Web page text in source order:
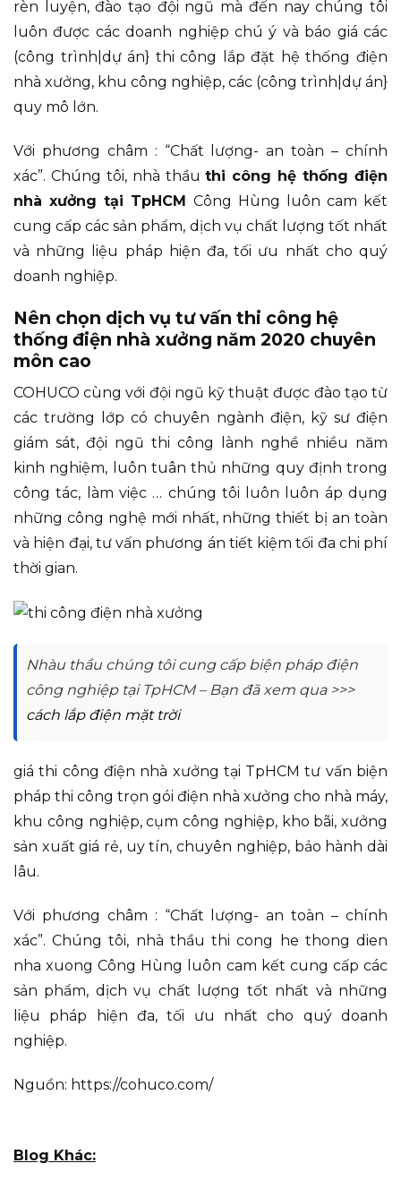
rèn luyện, đào tạo đội ngũ mà đến nay chúng tôi
luôn được các doanh nghiệp chú ý và báo giá các
(công trình|dự án} thi công lắp đặt hệ thống điện
nhà xưởng, khu công nghiệp, các (công trình|dự án}
quy mô lớn.
Với phương châm : “Chất lượng- an toàn – chính
xác”. Chúng tôi, nhà thầuthi công hệ thống điện
nhà xưởng tại TpHCM Công Hùng luôn cam kết
cung cấp các sản phẩm, dịch vụ chất lượng tốt nhất
và những liệu pháp hiện đa, tối ưu nhất cho quý
doanh nghiệp.
Nên chọn dịch vụ tư vấn thi công hệ
thống điện nhà xưởng năm 2020 chuyên
môn cao
COHUCO cùng với đội ngũ kỹ thuật được đào tạo từ
các trường lớp có chuyên ngành điện, kỹ sư điện
giám sát, đội ngũ thi công lành nghề nhiều năm
kinh nghiệm, luôn tuân thủ những quy định trong
công tác, làm việc … chúng tôi luôn luôn áp dụng
những công nghệ mới nhất, những thiết bị an toàn
và hiện đại, tư vấn phương án tiết kiệm tối đa chi phí
thời gian.
Nhàu thầu chúng tôi cung cấp biện pháp điện
công nghiệp tại TpHCM – Bạn đã xem qua >>>
cách lắp điện mặt trời
giá thi công điện nhà xưởng tại TpHCM tư vấn biện
pháp thi công trọn gói điện nhà xưởng cho nhà máy,
khu công nghiệp, cụm công nghiệp, kho bãi, xưởng
sản xuất giá rẻ, uy tín, chuyên nghiệp, bảo hành dài
lâu.
Với phương châm : “Chất lượng- an toàn – chính
xác”. Chúng tôi, nhà thầu thi cong he thong dien
nha xuong Công Hùng luôn cam kết cung cấp các
sản phẩm, dịch vụ chất lượng tốt nhất và những
liệu pháp hiện đa, tối ưu nhất cho quý doanh
nghiệp.
Nguồn: https://cohuco.com/
Blog Khác: